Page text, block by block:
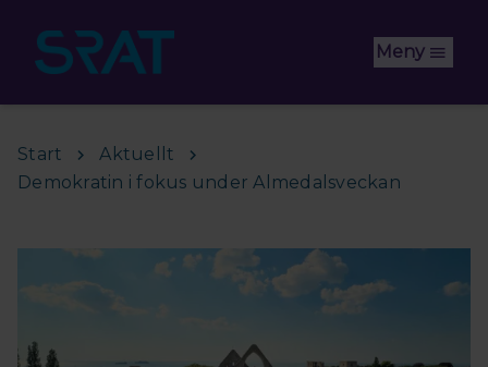
Meny
Start
Aktuellt
Demokratin i fokus under Almedalsveckan